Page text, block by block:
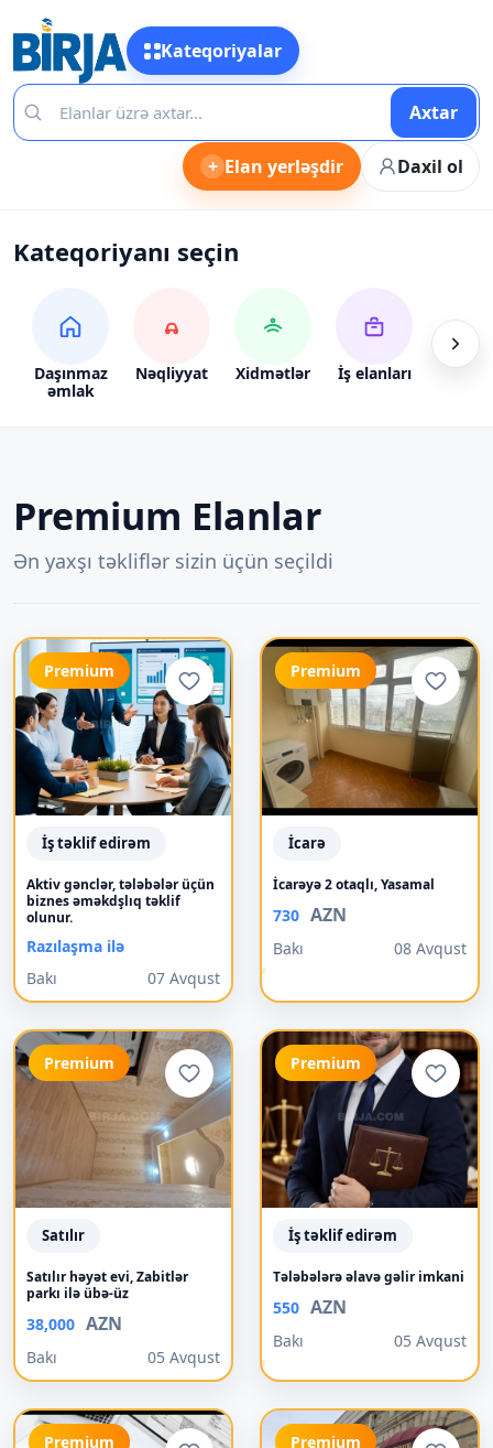
Kateqoriyalar
Axtar
+ Elan yerləşdir Daxil ol
Kateqoriyanı seçin
Daşınmaz
əmlak
Nəqliyyat Xidmətlər İş elanları Alış-
Premium Elanlar
Ən yaxşı təkliflər sizin üçün seçildi
Premium
İş təklif edirəm
Aktiv gənclər, tələbələr üçün
biznes əməkdşlıq təklif
olunur.
Razılaşma ilə
Bakı
07 Avqust
Premium
İcarə
İcarəyə 2 otaqlı, Yasamal
730 AZN
Bakı 08 Avqust
Premium
Satılır
Satılır həyət evi, Zabitlər
parkı ilə übə-üz
38,000 AZN
Bakı 05 Avqust
Premium
İş təklif edirəm
Tələbələrə əlavə gəlir imkani
550 AZN
Bakı 05 Avqust
Premium Premium